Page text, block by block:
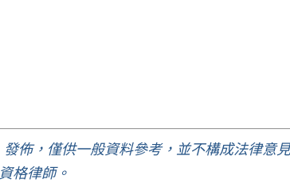
發佈，僅供一般資料參考，並不構成法律意
格律師。